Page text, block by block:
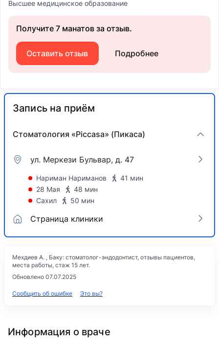
Высшее медицинское образование
Получите 7 манатов за отзыв.
Оставить отзыв Подробнее
Запись на приём
Стоматология «Piccasa» (Пикаса)
ул. Меркези Бульвар, д. 47
Нариман Нариманов
41 мин
28 Мая
48 мин
Сахил
50 мин
Страница клиники
Мехдиев А. , Баку: стоматолог-эндодонтист, отзывы пациентов,
места работы, стаж 15 лет.
Обновлено 07.07.2025
Сообщить об ошибке Это вы?
Информация о враче